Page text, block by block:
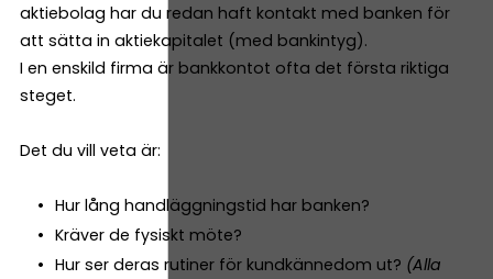
aktiebolag har du redan haft kontakt med banken för
att sätta in aktiekapitalet (med bankintyg).
I en enskild firma är bankkontot ofta det första riktiga
steget.
Det du vill veta är:
Hur lång handläggningstid har banken?
Kräver de fysiskt möte?
Hur ser deras rutiner för kundkännedom ut? (Alla